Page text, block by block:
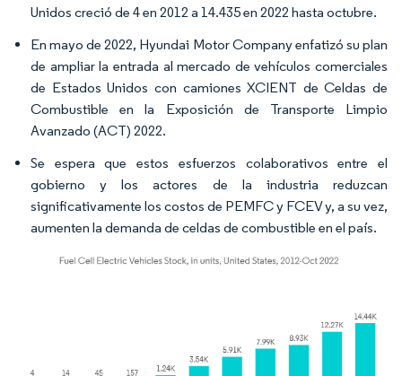
Unidos creció de 4 en 2012 a 14.435 en 2022 hasta octubre.
En mayo de 2022, Hyundai Motor Company enfatizó su plan
de ampliar la entrada al mercado de vehículos comerciales
de Estados Unidos con camiones XCIENT de Celdas de
Combustible en la Exposición de Transporte Limpio
Avanzado (ACT) 2022.
Se espera que estos esfuerzos colaborativos entre el
gobierno y los actores de la industria reduzcan
significativamente los costos de PEMFC y FCEV y, a su vez,
aumenten la demanda de celdas de combustible en el país.